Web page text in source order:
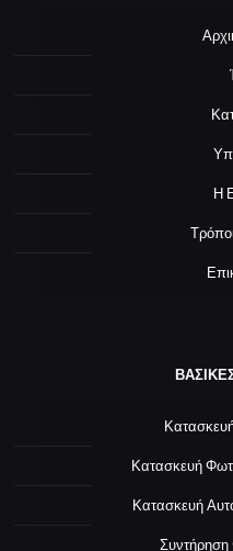
Η
Κατασκευή
Κατασκευή